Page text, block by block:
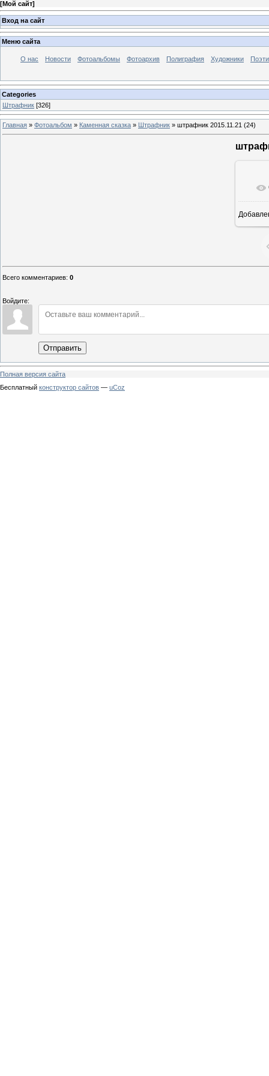
[Мой сайт]
Вход на сайт
Меню сайта
О нас Новости Фотоальбомы Фотоархив Полиграфия Художники
Categories
Штрафник [326]
Главная » Фотоальбом » Каменная сказка » Штрафник » штрафник 2015.11.21 (24)
Всего комментариев: 0
Войдите:
Отправить
Полная версия сайта
Бесплатный конструктор сайтов — uCoz